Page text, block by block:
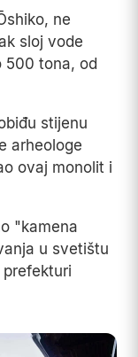
ne
sloj vode
500 tona, od
stijenu
arheologe
ovaj monolit i
"kamena
u svetištu
prefekturi